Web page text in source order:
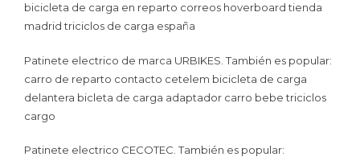
bicicleta de carga en reparto correos hoverboard tienda
madrid triciclos de carga españa
Patinete electrico de marca URBIKES. También es popular:
carro de reparto contacto cetelem bicicleta de carga
delantera bicleta de carga adaptador carro bebe triciclos
cargo
Patinete electrico CECOTEC. También es popular: